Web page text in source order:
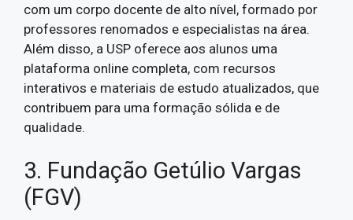
com um corpo docente de alto nível, formado por
professores renomados e especialistas na área.
Além disso, a USP oferece aos alunos uma
plataforma online completa, com recursos
interativos e materiais de estudo atualizados, que
contribuem para uma formação sólida e de
qualidade.
3. Fundação Getúlio Vargas
(FGV)